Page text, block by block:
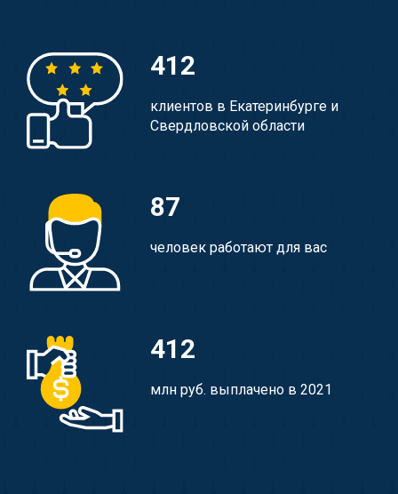
412
клиентов в Екатеринбурге и
Свердловской области
87
человек работают для вас
412
млн руб. выплачено в 2021